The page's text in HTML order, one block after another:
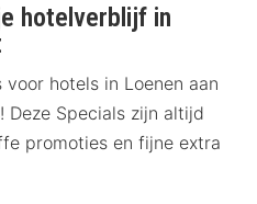
hotelverblijf in
hotels in Loenen aan
Deze Specials zijn altijd
promoties en fijne extra